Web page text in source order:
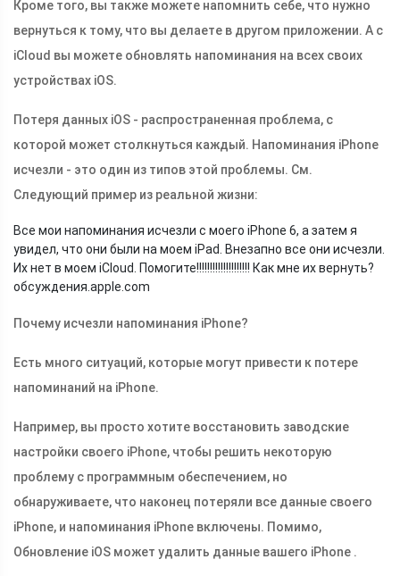
Кроме того, вы также можете напомнить себе, что нужно
вернуться к тому, что вы делаете в другом приложении. А с
iCloud вы можете обновлять напоминания на всех своих
устройствах iOS.
Потеря данных iOS - распространенная проблема, с
которой может столкнуться каждый. Напоминания iPhone
исчезли - это один из типов этой проблемы. См.
Следующий пример из реальной жизни:
Все мои напоминания исчезли с моего iPhone 6, а затем я
увидел, что они были на моем iPad. Внезапно все они исчезли.
Их нет в моем iCloud. Помогите!!!!!!!!!!!!!!!!!!!! Как мне их вернуть?
обсуждения. apple.com
Почему исчезли напоминания iPhone?
Есть много ситуаций, которые могут привести к потере
напоминаний на iPhone.
Например, вы просто хотите восстановить заводские
настройки своего iPhone, чтобы решить некоторую
проблему с программным обеспечением, но
обнаруживаете, что наконец потеряли все данные своего
iPhone, и напоминания iPhone включены. Помимо,
Обновление iOS может удалить данные вашего iPhone .